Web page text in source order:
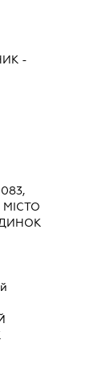
-